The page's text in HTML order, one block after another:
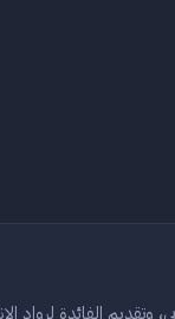
وتقديم الفائدة لرواد